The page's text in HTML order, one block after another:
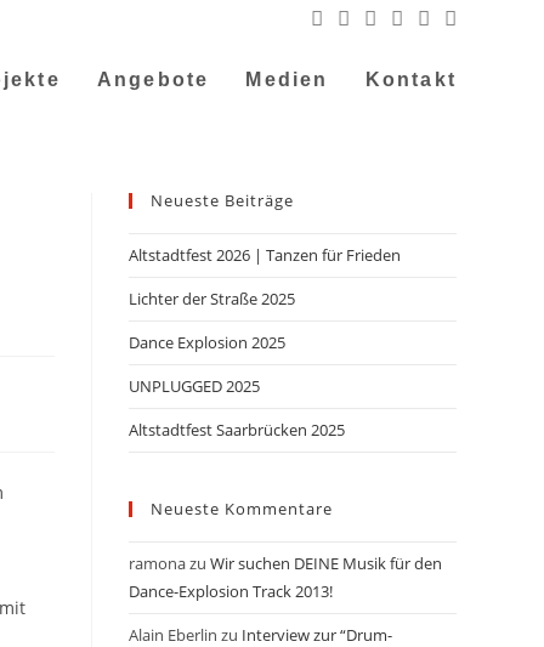
Angebote Medien Kontakt
Neueste Beiträge
Altstadtfest 2026 | Tanzen für Frieden
Lichter der Straße 2025
Dance Explosion 2025
UNPLUGGED 2025
Altstadtfest Saarbrücken 2025
Neueste Kommentare
ramonazu Wir suchen DEINE Musik für den
Dance-Explosion Track 2013!
Alain Eberlin zu Interview zur “Drum-